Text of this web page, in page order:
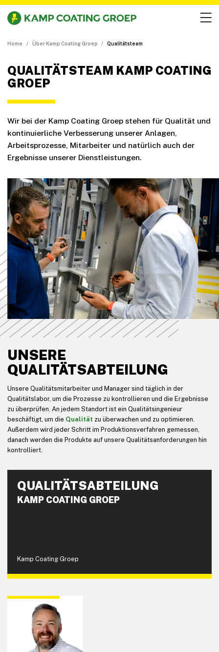
Home Über Kamp Coating Groep Qualitätsteam
QUALITÄTSTEAM KAMP COATING
GROEP
Wir bei der Kamp Coating Groep stehen für Qualität und
kontinuierliche Verbesserung unserer Anlagen,
Arbeitsprozesse, Mitarbeiter und natürlich auch der
Ergebnisse unserer Dienstleistungen.
UNSERE
QUALITÄTSABTEILUNG
Unsere Qualitätsmitarbeiter und Manager sind täglich in der
Qualitätslabor, um die Prozesse zu kontrollieren und die Ergebnisse
zu überprüfen. An jedem Standort ist ein Qualitätsingenieur
beschäftigt, um die Qualität zu überwachen und zu optimieren.
Außerdem wird jeder Schritt im Produktionsverfahren gemessen,
danach werden die Produkte auf unsere Qualitätsanforderungen hin
kontrolliert.
QUALITÄTSABTEILUNG
KAMP COATING GROEP
Kamp Coating Groep